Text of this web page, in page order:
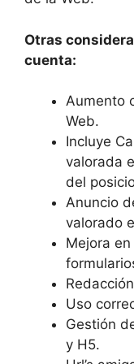
Otras
cuenta:
Aumento
Web.
Incluye
valorada
del
Anuncio
valorado
Mejora
Uso
Gestión
y H5.